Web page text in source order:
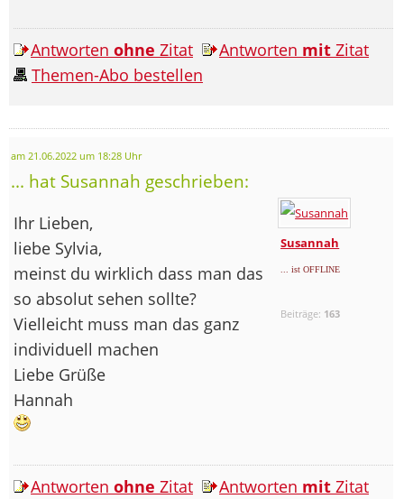
Antworten ohne Zitat Antworten mit Zitat
Themen-Abo bestellen
am 21.06.2022 um 18:28 Uhr
... hat Susannah geschrieben:
Susannah
... ist OFFLINE
Beiträge: 163
Ihr Lieben,
liebe Sylvia,
meinst du wirklich dass man das
so absolut sehen sollte?
Vielleicht muss man das ganz
individuell machen
Liebe Grüße
Hannah
Antworten ohne Zitat Antworten mit Zitat